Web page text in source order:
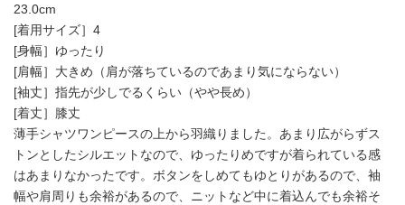
23.0cm
[着用サイズ］4
[身幅］ゆったり
[肩幅］大きめ（肩が落ちているのであまり気にならない）
[袖丈］指先が少しでるくらい（やや長め）
[着丈］膝丈
薄手シャツワンピースの上から羽織りました。あまり広がらずス
トンとしたシルエットなので、ゆったりめですが着られている感
はあまりなかったです。ボタンをしめてもゆとりがあるので、袖
幅や肩周りも余裕があるので、ニットなど中に着込んでも余裕そ